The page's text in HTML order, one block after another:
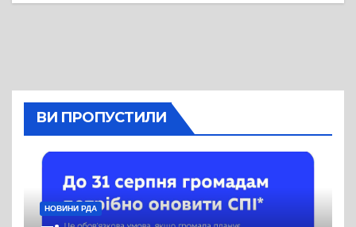
ВИ ПРОПУСТИЛИ
НОВИНИ РДА